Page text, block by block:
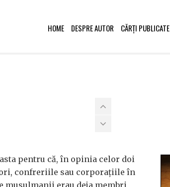
HOME DESPRE AUTOR CĂRȚI PUBLICATE
pentru că, în opinia celor doi
confreriile sau corporaţiile în
musulmanii erau deja membri